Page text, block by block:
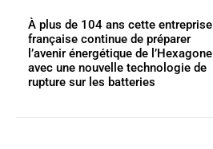
À plus de 104 ans cette entreprise
française continue de préparer
l’avenir énergétique de l’Hexagone
avec une nouvelle technologie de
rupture sur les batteries